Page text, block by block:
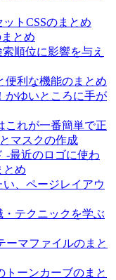
トCSSのまとめ
とめ
順位に影響を与え
便利な機能のまとめ
かゆいところに手が
これが一番簡単で正
マスクの作成
-最近のロゴに使わ
とめ
、ページレイアウ
テクニックを学ぶ
ーマファイルのまと
トーンカーブのまと